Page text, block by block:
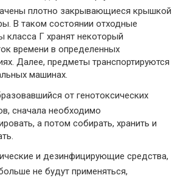
плотно закрывающиеся крышкой
В таком состоянии отходные
класса Г хранят некоторый
времени в определенных
Далее, предметы транспортируются
машинах.
от генотоксических
сначала необходимо
а потом собирать, хранить и
и дезинфицирующие средства,
не будут применяться,